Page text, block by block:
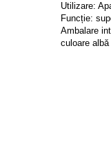
Utilizare:
Funcție:
Ambalare
culoare